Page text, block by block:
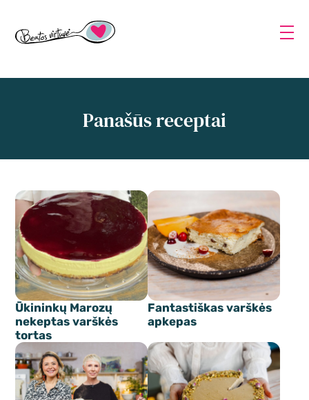
Panašūs receptai
Ūkininkų Marozų
nekeptas varškės
tortas
Fantastiškas varškės
apkepas